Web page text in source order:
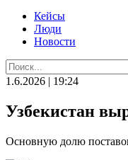
Кейсы
Люди
Новости
1.6.2026 | 19:24
Узбекистан
Основную долю